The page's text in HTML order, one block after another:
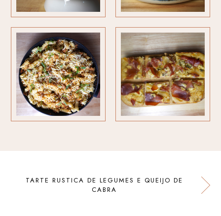
TARTE RUSTICA DE LEGUMES E QUEIJO DE
CABRA